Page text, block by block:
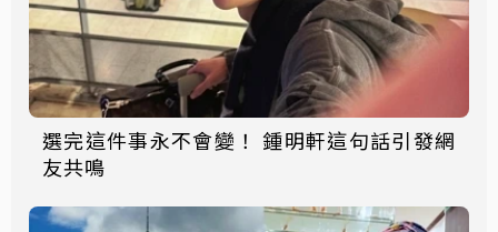
選完這件事永不會變！ 鍾明軒這句話引發網
友共鳴